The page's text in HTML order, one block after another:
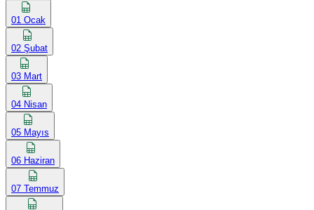
01 Ocak
02 Şubat
03 Mart
04 Nisan
05 Mayıs
06 Haziran
07 Temmuz